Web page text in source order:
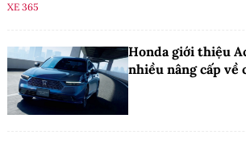
XE 365
Honda giới thiệu
nhiều nâng cấp về